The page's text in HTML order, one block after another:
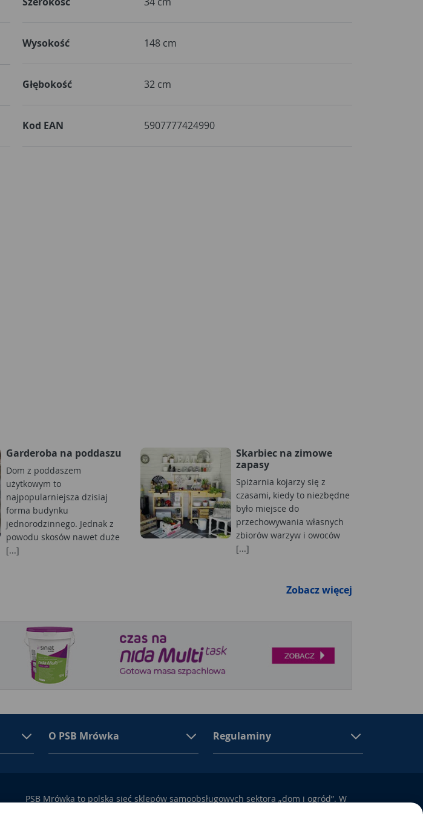
Wysokość 148 cm
Głębokość 32 cm
Kod EAN 5907777424990
Garderoba na poddaszu
Dom z poddaszem
użytkowym to
najpopularniejsza dzisiaj
forma budynku
jednorodzinnego. Jednak z
powodu skosów nawet duże
[...]
Skarbiec na zimowe
zapasy
Spiżarnia kojarzy się z
czasami, kiedy to niezbędne
było miejsce do
przechowywania własnych
zbiorów warzyw i owoców
[...]
Zobacz więcej
O PSB Mrówka Regulaminy
PSB Mrówka to polska sieć sklepów samoobsługowych sektora „dom i ogród”. W